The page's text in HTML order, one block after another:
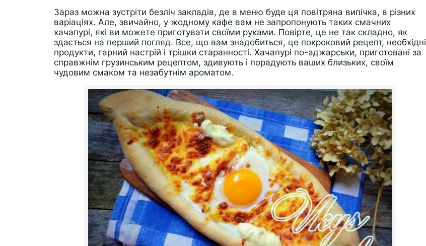
Зараз можна зустріти безліч закладів, де в меню буде ця повітряна випічка, в різних
варіаціях. Але, звичайно, у жодному кафе вам не запропонують таких смачних
хачапурі, які ви можете приготувати своїми руками. Повірте, це не так складно, як
здається на перший погляд. Все, що вам знадобиться, це покроковий рецепт, необхідні
продукти, гарний настрій і трішки старанності. Хачапурі по-аджарськи, приготовані за
справжнім грузинським рецептом, здивують і порадують ваших близьких, своїм
чудовим смаком та незабутнім ароматом.